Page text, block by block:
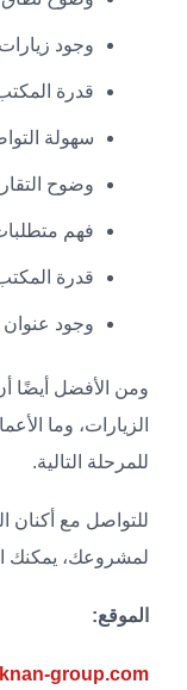
وجود
قدرة
سهولة
وضوح
فهم
قدرة
وجود
ومن الأفضل أيضًا
الزيارات، وما
للمرحلة التالية.
للتواصل مع أكنان
لمشروعك، يمكنك
الموقع:
group.com/